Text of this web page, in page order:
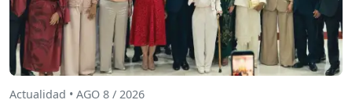
Actualidad • AGO 8 / 2026